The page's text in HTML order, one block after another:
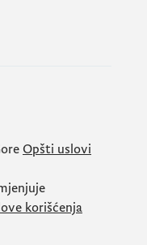
Opšti uslovi
korišćenja